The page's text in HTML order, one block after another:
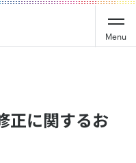
Menu
正に関するお